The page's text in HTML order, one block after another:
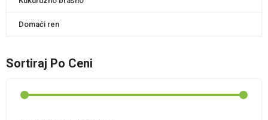
Domaći ren
Sortiraj Po Ceni